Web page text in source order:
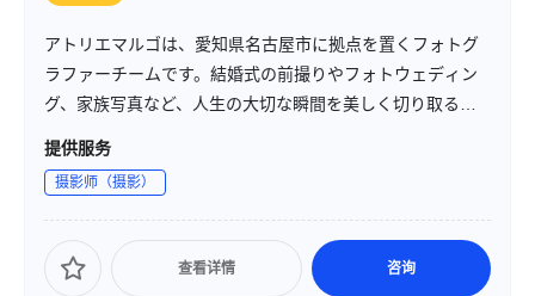
アトリエマルゴは、愛知県名古屋市に拠点を置くフォトグ
ラファーチームです。結婚式の前撮りやフォトウェディン
グ、家族写真など、人生の大切な瞬間を美しく切り取るこ
とを使命としています。自然光を活かした撮影スタイル
撮影からロケーション撮影まで、柔軟に対応しています。
提供服务
摄影师（摄影）
查看详情 咨询